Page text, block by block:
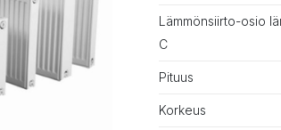
Lämmönsiirto-osio
С
Pituus
Korkeus